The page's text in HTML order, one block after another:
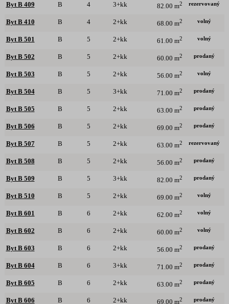
Byt B 409 B 4 3+kk 82.00 m2 rezervovaný
Byt B 410 B 4 2+kk 68.00 m2 volný
Byt B 501 B 5 2+kk 61.00 m2 volný
Byt B 502 B 5 2+kk 60.00 m2 prodaný
Byt B 503 B 5 2+kk 56.00 m2 volný
Byt B 504 B 5 3+kk 71.00 m2 prodaný
Byt B 505 B 5 2+kk 63.00 m2 prodaný
Byt B 506 B 5 2+kk 69.00 m2 prodaný
Byt B 507 B 5 2+kk 63.00 m2 rezervovaný
Byt B 508 B 5 2+kk 56.00 m2 prodaný
Byt B 509 B 5 3+kk 82.00 m2 prodaný
Byt B 510 B 5 2+kk 69.00 m2 volný
Byt B 601 B 6 2+kk 62.00 m2 volný
Byt B 602 B 6 2+kk 60.00 m2 volný
Byt B 603 B 6 2+kk 56.00 m2 prodaný
Byt B 604 B 6 3+kk 71.00 m2 prodaný
Byt B 605 B 6 2+kk 63.00 m2 prodaný
Byt B 606 B 6 2+kk 69.00 m2 prodaný